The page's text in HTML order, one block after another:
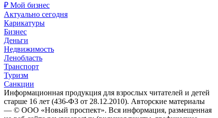
₽ Мой бизнес
Актуально сегодня
Карикатуры
Бизнес
Деньги
Недвижимость
Ленобласть
Транспорт
Туризм
Санкции
Информационная продукция для взрослых читателей и детей
старше 16 лет (436-ФЗ от 28.12.2010). Авторские материалы
— © ООО «Новый проспект». Вся информация, размещенная